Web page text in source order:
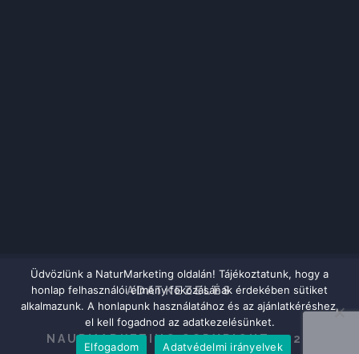
ADATKEZELÉS
NAURMARKETING COPYRIGHT 2020
Üdvözlünk a NaturMarketing oldalán! Tájékoztatunk, hogy a
honlap felhasználói élmény fokozásának érdekében sütiket
alkalmazunk. A honlapunk használatához és az ajánlatkéréshez,
el kell fogadnod az adatkezelésünket.
Elfogadom
Adatvédelmi irányelvek